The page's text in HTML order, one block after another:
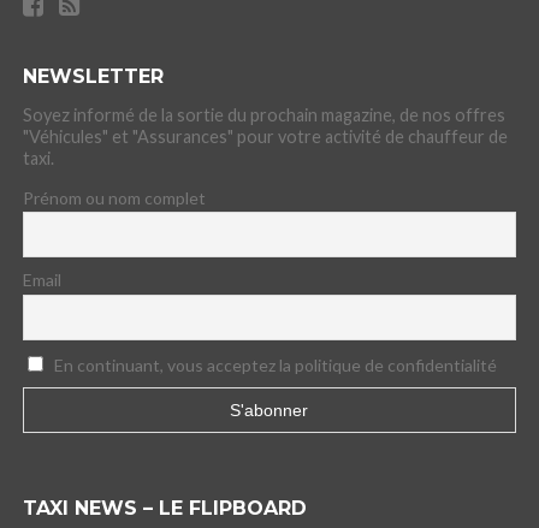
NEWSLETTER
Soyez informé de la sortie du prochain magazine, de nos offres
"Véhicules" et "Assurances" pour votre activité de chauffeur de
taxi.
Prénom ou nom complet
Email
En continuant, vous acceptez la politique de confidentialité
TAXI NEWS – LE FLIPBOARD